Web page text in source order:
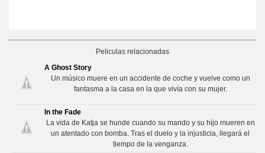
Peliculas relacionadas
A Ghost Story
Un músico muere en un accidente de coche y vuelve como un
fantasma a la casa en la que vivía con su mujer.
In the Fade
La vida de Katja se hunde cuando su marido y su hijo mueren en
un atentado con bomba. Tras el duelo y la injusticia, llegará el
tiempo de la venganza.